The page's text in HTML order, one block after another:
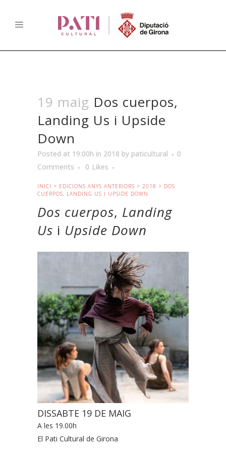
19 maig Dos cuerpos,
Landing Us i Upside
Down
Posted at 19:00h in 2018 by paticultural
0
Comments
0 Likes
INICI > EDICIONS ANYS ANTERIORS > 2018 > DOS
CUERPOS, LANDING US I UPSIDE DOWN
Dos cuerpos, Landing
Us i Upside Down
DISSABTE 19 DE MAIG
A les 19.00h
El Pati Cultural de Girona